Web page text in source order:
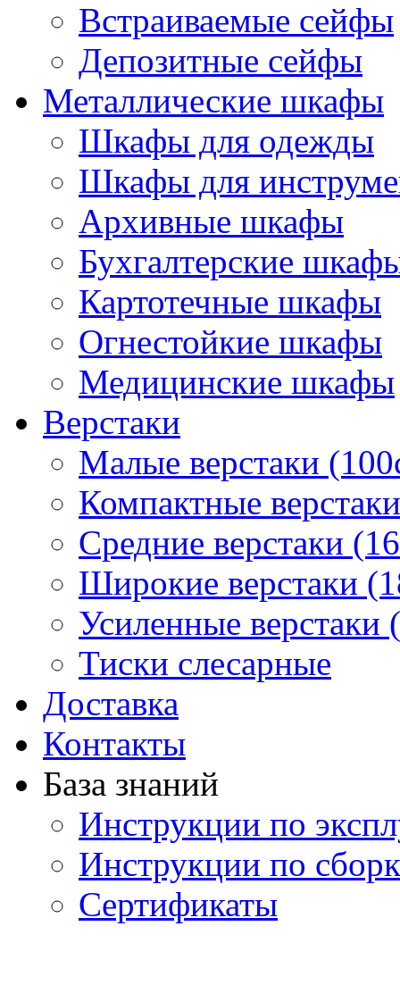
Встраиваемые сейфы
Депозитные сейфы
Металлические шкафы
Шкафы для одежды
Шкафы для
Архивные шкафы
Бухгалтерские
Картотечные шкафы
Огнестойкие шкафы
Медицинские шкафы
Верстаки
Малые верстаки
Компактные
Средние верстаки
Широкие верстаки
Усиленные верстаки
Тиски слесарные
Доставка
Контакты
База знаний
Инструкции по
Инструкции по
Сертификаты